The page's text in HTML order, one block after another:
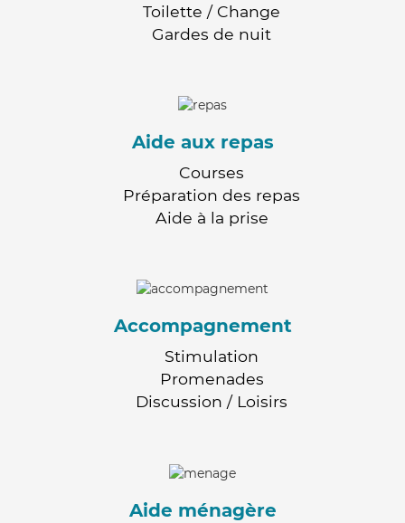
Toilette / Change
Gardes de nuit
Aide aux repas
Courses
Préparation des repas
Aide à la prise
Accompagnement
Stimulation
Promenades
Discussion / Loisirs
Aide ménagère